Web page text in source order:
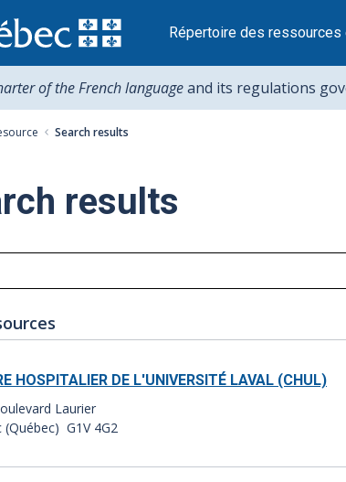
Répertoire des
of the French languageand its regulations
Search results
results
HOSPITALIER DE L'UNIVERSITÉ LAVAL (CHUL)
Laurier
(Québec) G1V 4G2